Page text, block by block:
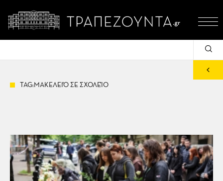
TAG:ΜΑΚΕΛΕΙΌ ΣΕ ΣΧΟΛΕΊΟ